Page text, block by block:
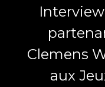
Clemens
aux